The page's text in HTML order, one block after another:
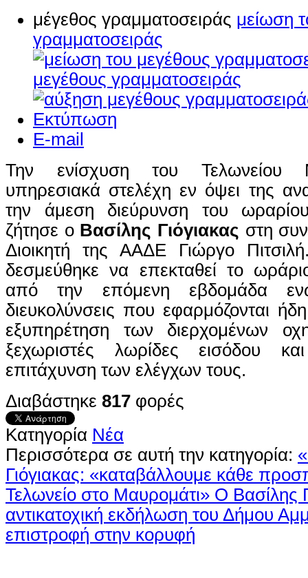
μέγεθος γραμματοσειράς μείωση
γραμματοσειράς
μεγέθους γραμματοσειράς
Εκτύπωση
E-mail
Την ενίσχυση του Τελωνείου
υπηρεσιακά στελέχη εν όψει της
την άμεση διεύρυνση του ωραρίου
ζήτησε ο Βασίλης Γιόγιακας στη
Διοικητή της ΑΑΔΕ Γιώργο
δεσμεύθηκε να επεκταθεί το
από την επόμενη εβδομάδα
διευκολύνσεις που εφαρμόζονται
εξυπηρέτηση των διερχομένων
ξεχωριστές λωρίδες εισόδου
επιτάχυνση των ελέγχων τους.
Διαβάστηκε 817 φορές
Κατηγορία Νέα
Περισσότερα σε αυτή την κατηγορία:
Γιόγιακας: «καταβάλλουμε κάθε
Τελωνείο στο Μαυρομάτι» Ο Βασίλης
αντικατοχική εκδήλωση του Δήμου
επιστροφή στην κορυφή